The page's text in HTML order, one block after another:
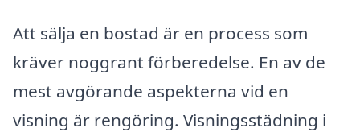
Att sälja en bostad är en process som
kräver noggrant förberedelse. En av de
mest avgörande aspekterna vid en
visning är rengöring. Visningsstädning i